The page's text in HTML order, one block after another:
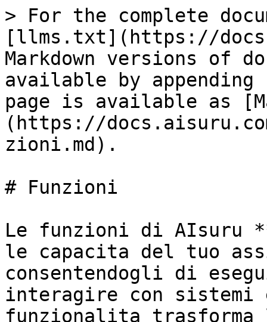
> For the complete
[llms.txt](https://
Markdown versions of
available by
page is available as
(https://
zioni.md).
# Funzioni
Le funzioni di AIsuru
le capacita del tuo
consentendogli di
interagire con sistemi
funzionalita trasforma